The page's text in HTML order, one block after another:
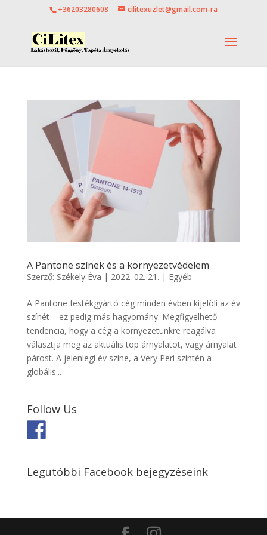
+36203280608 cilitexuzlet@gmail.com-ra
A Pantone színek és a környezetvédelem
Szerző: Székely Éva | 2022. 02. 21. | Egyéb
A Pantone festékgyártó cég minden évben kijelöli az év
színét – ez pedig más hagyomány. Megfigyelhető
tendencia, hogy a cég a környezetünkre reagálva
választja meg az aktuális top árnyalatot, vagy árnyalat
párost. A jelenlegi év színe, a Very Peri szintén a
globális...
Follow Us
Legutóbbi Facebook bejegyzéseink